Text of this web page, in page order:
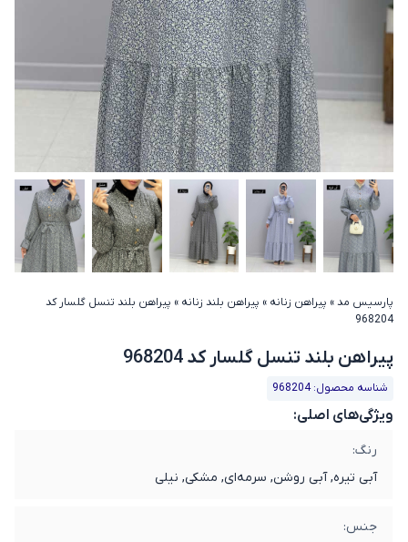
پارسیس مد» پیراهن زنانه » پیراهن بلند زنانه » پیراهن بلند تنسل گلسار کد
968204
پیراهن بلند تنسل گلسار کد 968204
شناسه محصول: 968204
ویژگی‌های اصلی:
رنگ:
آبی تیره, آبی روشن, سرمه‌ای, مشکی, نیلی
جنس: